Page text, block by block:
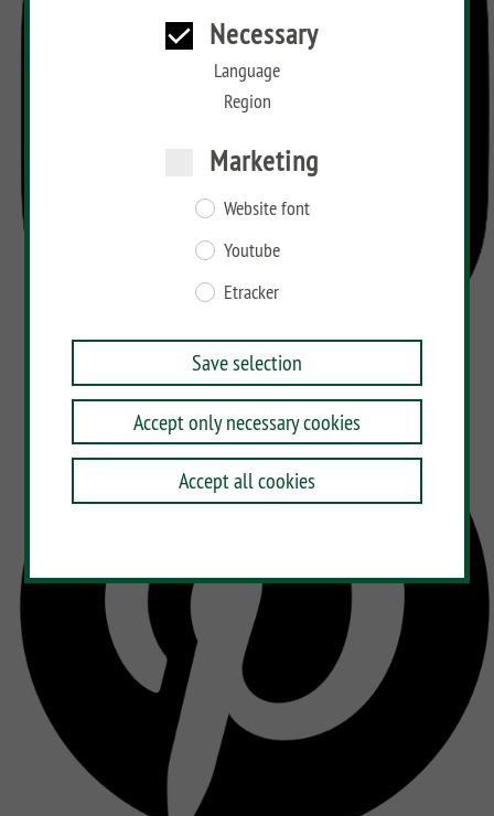
Necessary
Language
Region
Marketing
Website font
Youtube
Etracker
Save selection
Accept only necessary cookies
Accept all cookies